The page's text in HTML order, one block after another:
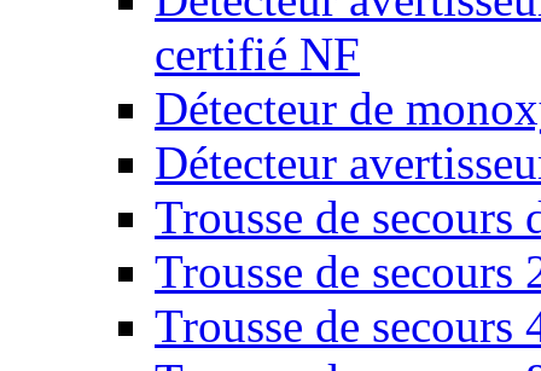
certifié NF
Détecteur de
Détecteur
Trousse de secours
Trousse de secours
Trousse de secours